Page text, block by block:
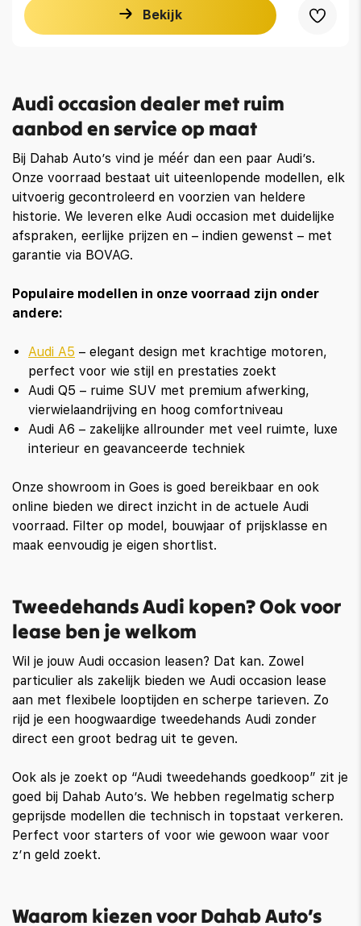
Bekijk
Audi occasion dealer met ruim
aanbod en service op maat
Bij Dahab Auto’s vind je méér dan een paar Audi’s.
Onze voorraad bestaat uit uiteenlopende modellen, elk
uitvoerig gecontroleerd en voorzien van heldere
historie. We leveren elke Audi occasion met duidelijke
afspraken, eerlijke prijzen en – indien gewenst – met
garantie via BOVAG.
Populaire modellen in onze voorraad zijn onder
andere:
Audi A5 – elegant design met krachtige motoren,
perfect voor wie stijl en prestaties zoekt
Audi Q5 – ruime SUV met premium afwerking,
vierwielaandrijving en hoog comfortniveau
Audi A6 – zakelijke allrounder met veel ruimte, luxe
interieur en geavanceerde techniek
Onze showroom in Goes is goed bereikbaar en ook
online bieden we direct inzicht in de actuele Audi
voorraad. Filter op model, bouwjaar of prijsklasse en
maak eenvoudig je eigen shortlist.
Tweedehands Audi kopen? Ook voor
lease ben je welkom
Wil je jouw Audi occasion leasen? Dat kan. Zowel
particulier als zakelijk bieden we Audi occasion lease
aan met flexibele looptijden en scherpe tarieven. Zo
rijd je een hoogwaardige tweedehands Audi zonder
direct een groot bedrag uit te geven.
Ook als je zoekt op “Audi tweedehands goedkoop” zit je
goed bij Dahab Auto’s. We hebben regelmatig scherp
geprijsde modellen die technisch in topstaat verkeren.
Perfect voor starters of voor wie gewoon waar voor
z’n geld zoekt.
Waarom kiezen voor Dahab Auto’s